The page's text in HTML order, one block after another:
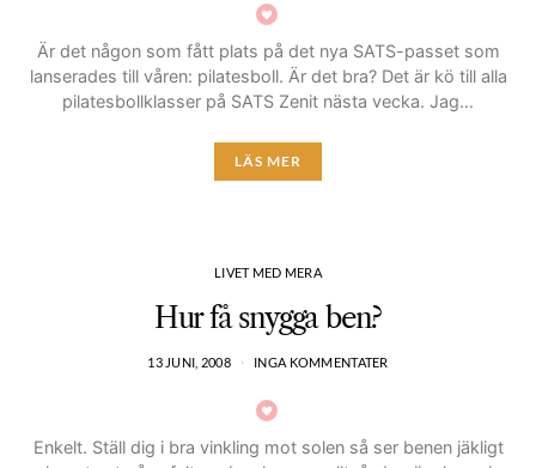
Är det någon som fått plats på det nya SATS-passet som
lanserades till våren: pilatesboll. Är det bra? Det är kö till alla
pilatesbollklasser på SATS Zenit nästa vecka. Jag…
LÄS MER
LIVET MED MERA
Hur få snygga ben?
13 JUNI, 2008 INGA KOMMENTATER
Enkelt. Ställ dig i bra vinkling mot solen så ser benen jäkligt